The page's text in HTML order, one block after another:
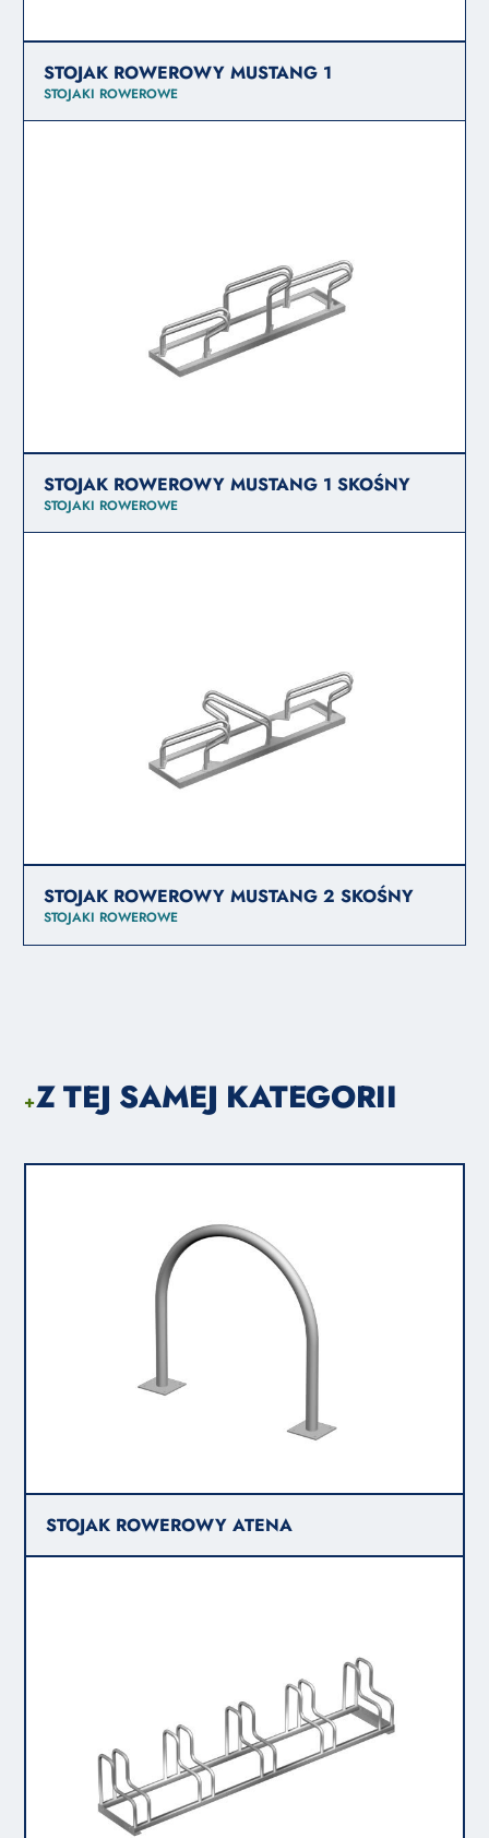
STOJAK ROWEROWY MUSTANG 1
STOJAKI ROWEROWE
STOJAK ROWEROWY MUSTANG 1 SKOŚNY
STOJAKI ROWEROWE
STOJAK ROWEROWY MUSTANG 2 SKOŚNY
STOJAKI ROWEROWE
+Z TEJ SAMEJ KATEGORII
STOJAK ROWEROWY ATENA